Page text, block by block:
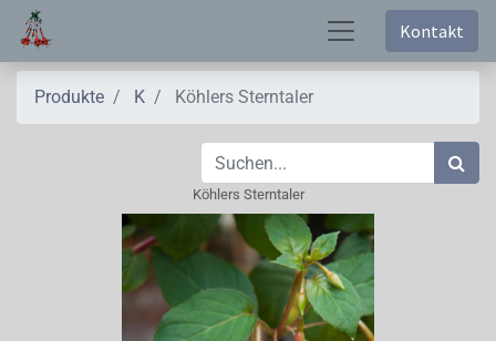
Kontakt
Produkte K Köhlers Sterntaler
Köhlers Sterntaler